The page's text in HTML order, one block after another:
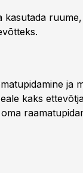
ja
kaks